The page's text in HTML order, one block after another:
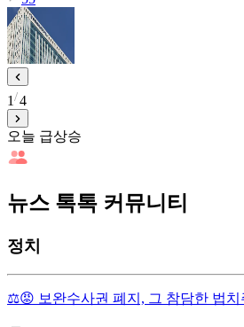
1 4
오늘 급상승
뉴스 톡톡 커뮤니티
정치
⚖️😡 보완수사권 폐지, 그 참담한 법치